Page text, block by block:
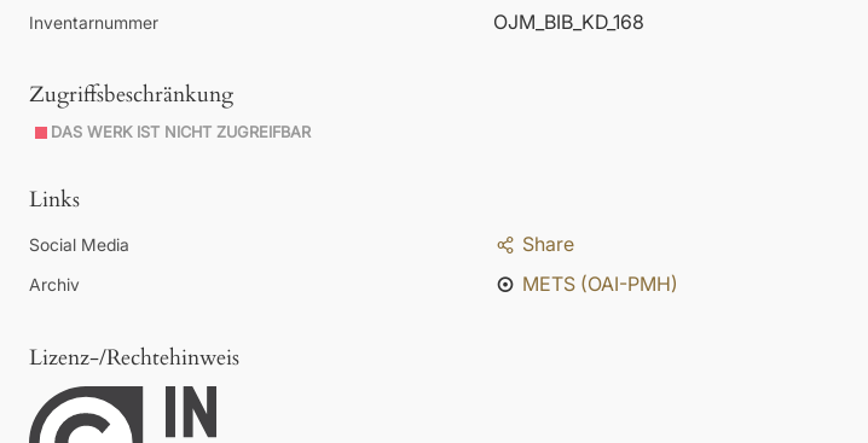
Inventarnummer OJM_BIB_KD_168
Zugriffsbeschränkung
DAS WERK IST NICHT ZUGREIFBAR
Links
Social Media Share
Archiv METS (OAI-PMH)
Lizenz-/Rechtehinweis